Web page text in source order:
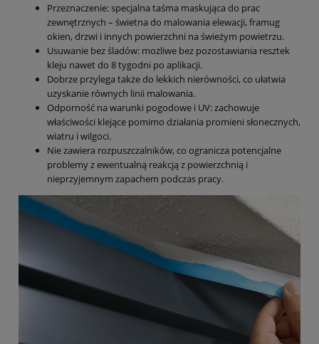
Przeznaczenie: specjalna taśma maskująca do prac
zewnętrznych – świetna do malowania elewacji, framug
okien, drzwi i innych powierzchni na świeżym powietrzu.
Usuwanie bez śladów: możliwe bez pozostawiania resztek
kleju nawet do 8 tygodni po aplikacji.
Dobrze przylega także do lekkich nierówności, co ułatwia
uzyskanie równych linii malowania.
Odporność na warunki pogodowe i UV: zachowuje
właściwości klejące pomimo działania promieni słonecznych,
wiatru i wilgoci.
Nie zawiera rozpuszczalników, co ogranicza potencjalne
problemy z ewentualną reakcją z powierzchnią i
nieprzyjemnym zapachem podczas pracy.